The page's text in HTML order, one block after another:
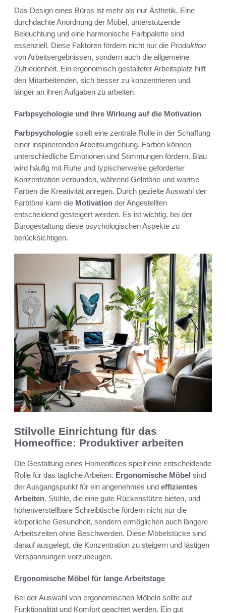
Das Design eines Büros ist mehr als nur Ästhetik. Eine
durchdachte Anordnung der Möbel, unterstützende
Beleuchtung und eine harmonische Farbpalette sind
essenziell. Diese Faktoren fördern nicht nur die Produktion
von Arbeitsergebnissen, sondern auch die allgemeine
Zufriedenheit. Ein ergonomisch gestalteter Arbeitsplatz hilft
den Mitarbeitenden, sich besser zu konzentrieren und
länger an ihren Aufgaben zu arbeiten.
Farbpsychologie und ihre Wirkung auf die Motivation
Farbpsychologie spielt eine zentrale Rolle in der Schaffung
einer inspirierenden Arbeitsumgebung. Farben können
unterschiedliche Emotionen und Stimmungen fördern. Blau
wird häufig mit Ruhe und typischerweise geforderter
Konzentration verbunden, während Gelbtöne und warme
Farben die Kreativität anregen. Durch gezielte Auswahl der
Farbtöne kann die Motivation der Angestellten
entscheidend gesteigert werden. Es ist wichtig, bei der
Bürogestaltung diese psychologischen Aspekte zu
berücksichtigen.
Stilvolle Einrichtung für das
Homeoffice: Produktiver arbeiten
Die Gestaltung eines Homeoffices spielt eine entscheidende
Rolle für das tägliche Arbeiten. Ergonomische Möbel sind
der Ausgangspunkt für ein angenehmes und effizientes
Arbeiten. Stühle, die eine gute Rückenstütze bieten, und
höhenverstellbare Schreibtische fördern nicht nur die
körperliche Gesundheit, sondern ermöglichen auch längere
Arbeitszeiten ohne Beschwerden. Diese Möbelstücke sind
darauf ausgelegt, die Konzentration zu steigern und lästigen
Verspannungen vorzubeugen.
Ergonomische Möbel für lange Arbeitstage
Bei der Auswahl von ergonomischen Möbeln sollte auf
Funktionalität und Komfort geachtet werden. Ein gut